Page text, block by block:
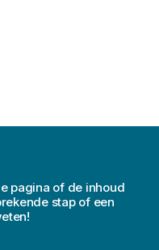
pagina of de inhoud
stap of een